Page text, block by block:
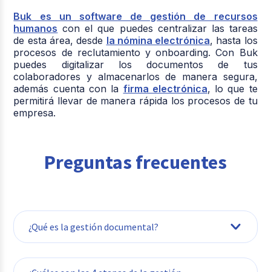
Buk es un software de gestión de recursos
humanos con el que puedes centralizar las tareas
de esta área, desde la nómina electrónica, hasta los
procesos de reclutamiento y onboarding. Con Buk
puedes digitalizar los documentos de tus
colaboradores y almacenarlos de manera segura,
además cuenta con la firma electrónica, lo que te
permitirá llevar de manera rápida los procesos de tu
empresa.
Preguntas frecuentes
¿Qué es la gestión documental?